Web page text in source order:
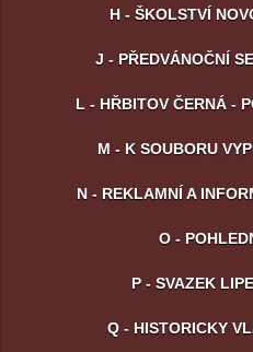
H - ŠKOLSTVÍ
J - PŘEDVÁNOČNÍ
L - HŘBITOV ČERNÁ -
M - K SOUBORU
N - REKLAMNÍ A
O -
P - SVAZEK
Q - HISTORICKY